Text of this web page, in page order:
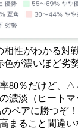
相性がわかる対
が濃いほど劣勢
率80％だけど
濃淡（ヒート
ペアに勝つぞ
まること間違い